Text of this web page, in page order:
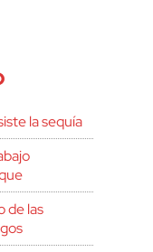
la sequía
de las